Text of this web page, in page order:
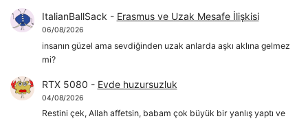
ItalianBallSack - Erasmus ve Uzak Mesafe İlişkisi
06/08/2026
insanın güzel ama sevdiğinden uzak anlarda aşkı aklına gelmez
mi?
RTX 5080 - Evde huzursuzluk
04/08/2026
Restini çek, Allah affetsin, babam çok büyük bir yanlış yaptı ve